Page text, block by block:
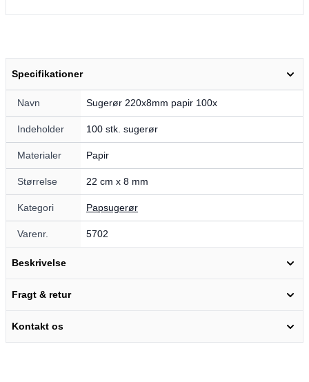
Specifikationer
Navn Sugerør 220x8mm papir 100x
Indeholder 100 stk. sugerør
Materialer Papir
Størrelse 22 cm x 8 mm
Kategori Papsugerør
Varenr. 5702
Beskrivelse
Fragt & retur
Kontakt os